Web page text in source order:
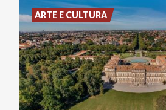
ARTE E CULTURA